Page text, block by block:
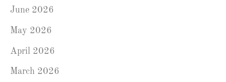
June 2026
May 2026
April 2026
March 2026